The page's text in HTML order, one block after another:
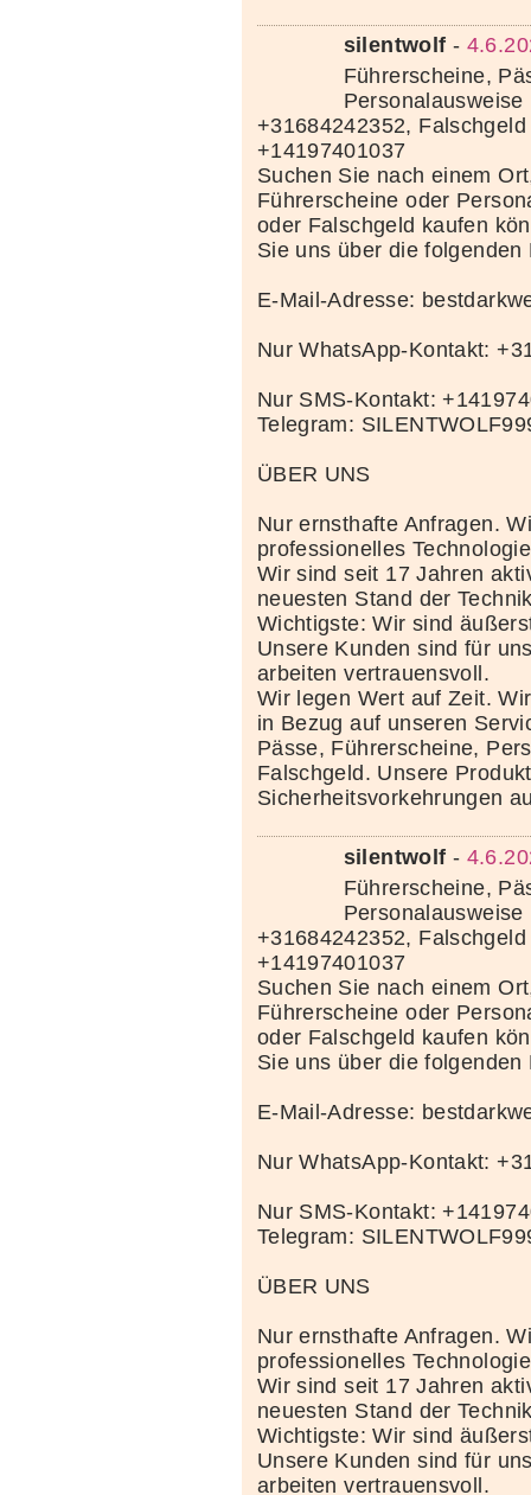
silentwolf -
Führerscheine,
+31684242352,
+14197401037
Suchen Sie nach einem
Führerscheine oder
oder Falschgeld kaufen
Sie uns über die folgenden
E-Mail-Adresse:
Nur WhatsApp-Kontakt:
Nur SMS-Kontakt:
Telegram:
ÜBER UNS
Nur ernsthafte Anfragen.
professionelles
Wir sind seit 17 Jahren
neuesten Stand der
Wichtigste: Wir sind
Unsere Kunden sind für
arbeiten vertrauensvoll.
Wir legen Wert auf Zeit.
in Bezug auf unseren
Pässe, Führerscheine,
Falschgeld. Unsere
Sicherheitsvorkehrungen
silentwolf -
Führerscheine,
+31684242352,
+14197401037
Suchen Sie nach einem
Führerscheine oder
oder Falschgeld kaufen
Sie uns über die folgenden
E-Mail-Adresse:
Nur WhatsApp-Kontakt:
Nur SMS-Kontakt:
Telegram:
ÜBER UNS
Nur ernsthafte Anfragen.
professionelles
Wir sind seit 17 Jahren
neuesten Stand der
Wichtigste: Wir sind
Unsere Kunden sind für
arbeiten vertrauensvoll.